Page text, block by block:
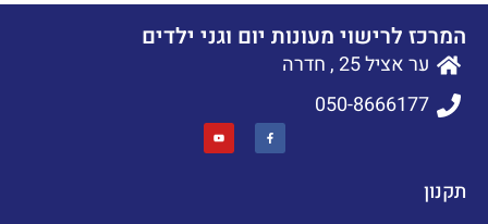
המרכז לרישוי מעונות יום וגני ילדים
ער אציל 25 , חדרה
050-8666177
תקנון